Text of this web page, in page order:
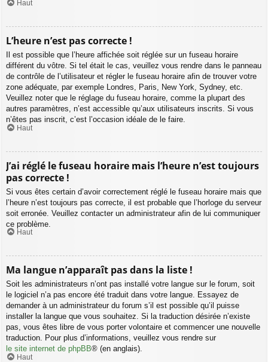
Haut
L’heure n’est pas correcte !
Il est possible que l’heure affichée soit réglée sur un fuseau horaire
différent du vôtre. Si tel était le cas, veuillez vous rendre dans le panneau
de contrôle de l’utilisateur et régler le fuseau horaire afin de trouver votre
zone adéquate, par exemple Londres, Paris, New York, Sydney, etc.
Veuillez noter que le réglage du fuseau horaire, comme la plupart des
autres paramètres, n’est accessible qu’aux utilisateurs inscrits. Si vous
n’êtes pas inscrit, c’est l’occasion idéale de le faire.
Haut
J’ai réglé le fuseau horaire mais l’heure n’est toujours
pas correcte !
Si vous êtes certain d’avoir correctement réglé le fuseau horaire mais que
l’heure n’est toujours pas correcte, il est probable que l’horloge du serveur
soit erronée. Veuillez contacter un administrateur afin de lui communiquer
ce problème.
Haut
Ma langue n’apparaît pas dans la liste !
Soit les administrateurs n’ont pas installé votre langue sur le forum, soit
le logiciel n’a pas encore été traduit dans votre langue. Essayez de
demander à un administrateur du forum s’il est possible qu’il puisse
installer la langue que vous souhaitez. Si la traduction désirée n’existe
pas, vous êtes libre de vous porter volontaire et commencer une nouvelle
traduction. Pour plus d’informations, veuillez vous rendre sur
le site internet de phpBB® (en anglais).
Haut